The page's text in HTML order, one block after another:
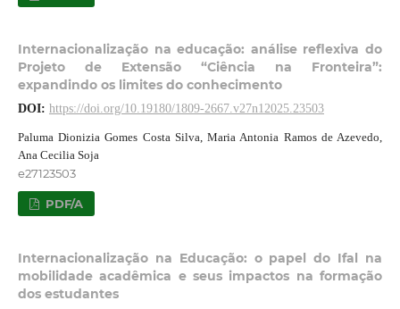
Internacionalização na educação: análise reflexiva do
Projeto de Extensão “Ciência na Fronteira”:
expandindo os limites do conhecimento
DOI: https://doi.org/10.19180/1809-2667.v27n12025.23503
Paluma Dionizia Gomes Costa Silva, Maria Antonia Ramos de Azevedo,
Ana Cecilia Soja
e27123503
PDF/A
Internacionalização na Educação: o papel do Ifal na
mobilidade acadêmica e seus impactos na formação
dos estudantes